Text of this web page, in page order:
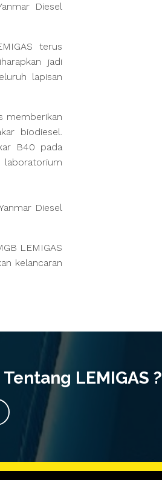
Diesel
terus
jadi
lapisan
memberikan
biodiesel.
B40 pada
laboratorium
Diesel
LEMIGAS
kelancaran
LEMIGAS ?